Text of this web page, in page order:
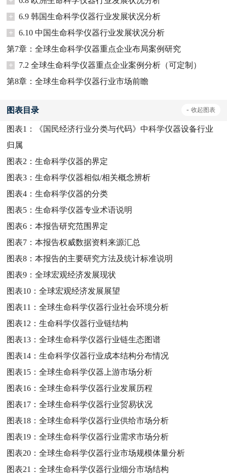
+
6.9 韩国生命科学仪器行业发展状况分析
+
6.10 中国生命科学仪器行业发展状况分析
第7章：全球生命科学仪器重点企业布局案例研究
+
7.2 全球生命科学仪器重点企业案例分析（可定制）
第8章：全球生命科学仪器行业市场前瞻
图表目录 - 收起图表
图表1：
《国民经济行业分类与代码》中科学仪器设备行业
归属
图表2：生命科学仪器的界定
图表3：生命科学仪器相似/相关概念辨析
图表4：生命科学仪器的分类
图表5：生命科学仪器专业术语说明
图表6：本报告研究范围界定
图表7：本报告权威数据资料来源汇总
图表8：本报告的主要研究方法及统计标准说明
图表9：全球宏观经济发展现状
图表10：全球宏观经济发展展望
图表11：全球生命科学仪器行业社会环境分析
图表12：生命科学仪器行业链结构
图表13：全球生命科学仪器行业链生态图谱
图表14：生命科学仪器行业成本结构分布情况
图表15：全球生命科学仪器上游市场分析
图表16：全球生命科学仪器行业发展历程
图表17：全球生命科学仪器行业贸易状况
图表18：全球生命科学仪器行业供给市场分析
图表19：全球生命科学仪器行业需求市场分析
图表20：全球生命科学仪器行业市场规模体量分析
图表21：全球生命科学仪器行业细分市场结构